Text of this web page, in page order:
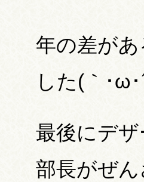
年の差が
した(｀･ω･
最後にデザ
部長がぜ